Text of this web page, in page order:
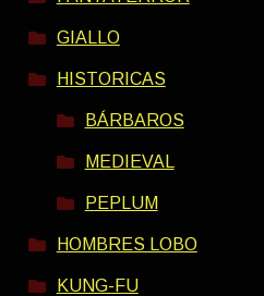
GIALLO
HISTORICAS
BÁRBAROS
MEDIEVAL
PEPLUM
HOMBRES LOBO
KUNG-FU